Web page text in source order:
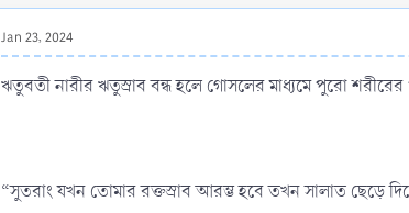
Jan 23, 2024
ঋতুবতী নারীর ঋতুস্রাব বন্ধ হলে গোসলের মাধ্যমে পুরো শরীরের
“সুতরাং যখন তোমার রক্তস্রাব আরম্ভ হবে তখন সালাত ছেড়ে